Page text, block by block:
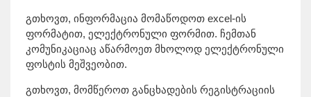
გთხოვთ, ინფორმაცია მომაწოდოთ excel-ის
ფორმატით, ელექტრონული ფორმით. ჩემთან
კომუნიკაციაც აწარმოეთ მხოლოდ ელექტრონული
ფოსტის მეშვეობით.
გთხოვთ, მომწეროთ განცხადების რეგისტრაციის